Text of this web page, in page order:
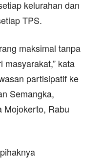
kelurahan dan
TPS.
maksimal tanpa
masyarakat,” kata
partisipatif ke
Semangka,
Mojokerto, Rabu